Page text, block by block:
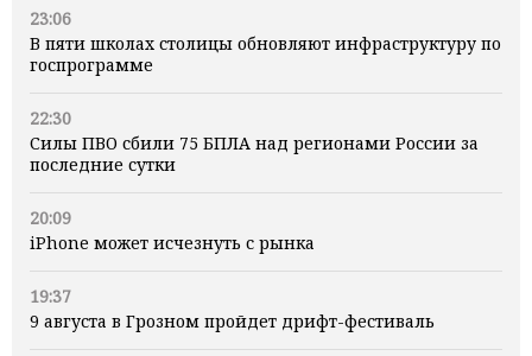
23:06
В пяти школах столицы обновляют инфраструктуру по
госпрограмме
22:30
Силы ПВО сбили 75 БПЛА над регионами России за
последние сутки
20:09
iPhone может исчезнуть с рынка
19:37
9 августа в Грозном пройдет дрифт-фестиваль